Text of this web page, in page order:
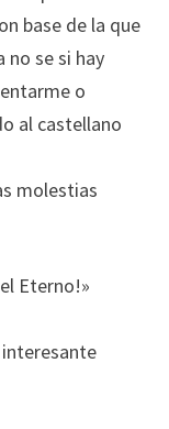
base de la que
se si hay
o
al castellano
molestias
Eterno!»
interesante